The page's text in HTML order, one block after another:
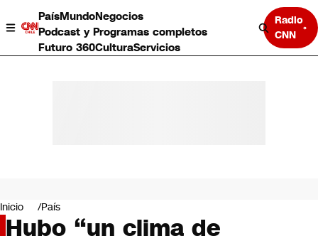
PaísMundoNegocios
Podcast y Programas completos
Futuro 360CulturaServicios
Radio
CNN
Negocios
Deportes
Inicio País
Hubo “un clima de